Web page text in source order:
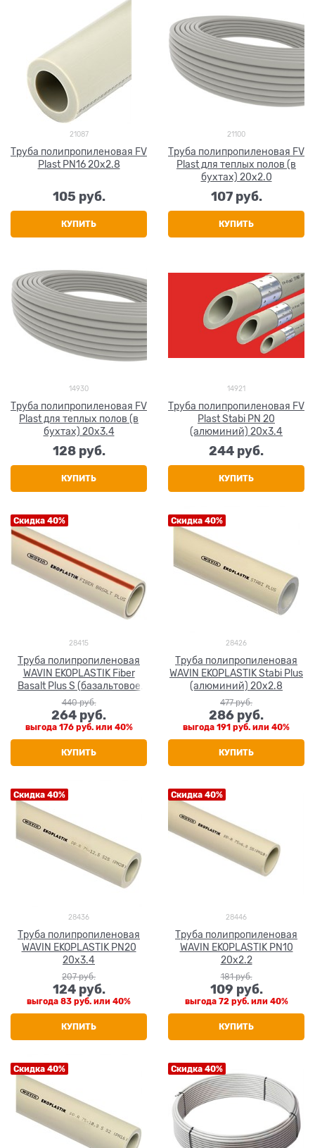
21087
Труба полипропиленовая FV
Plast PN16 20x2.8
105 руб.
КУПИТЬ
21100
Труба полипропиленовая FV
Plast для теплых полов (в
бухтах) 20x2.0
107 руб.
КУПИТЬ
14930
Труба полипропиленовая FV
Plast для теплых полов (в
бухтах) 20x3.4
128 руб.
КУПИТЬ
14921
Труба полипропиленовая FV
Plast Stabi PN 20
(алюминий) 20x3.4
244 руб.
КУПИТЬ
Скидка 40%
28415
Труба полипропиленовая
WAVIN EKOPLASTIK Fiber
Basalt Plus S (базальтовое
волокно) 20x2.8
440 руб.
264 руб.
выгода 176 руб.или 40%
КУПИТЬ
Скидка 40%
28426
Труба полипропиленовая
WAVIN EKOPLASTIK Stabi Plus
(алюминий) 20x2.8
477 руб.
286 руб.
выгода 191 руб. или 40%
КУПИТЬ
Скидка 40%
28436
Труба полипропиленовая
WAVIN EKOPLASTIK PN20
20x3.4
207 руб.
124 руб.
выгода 83 руб. или 40%
КУПИТЬ
Скидка 40%
28446
Труба полипропиленовая
WAVIN EKOPLASTIK PN10
20x2.2
181 руб.
109 руб.
выгода 72 руб.или 40%
КУПИТЬ
Скидка 40% Скидка 40%